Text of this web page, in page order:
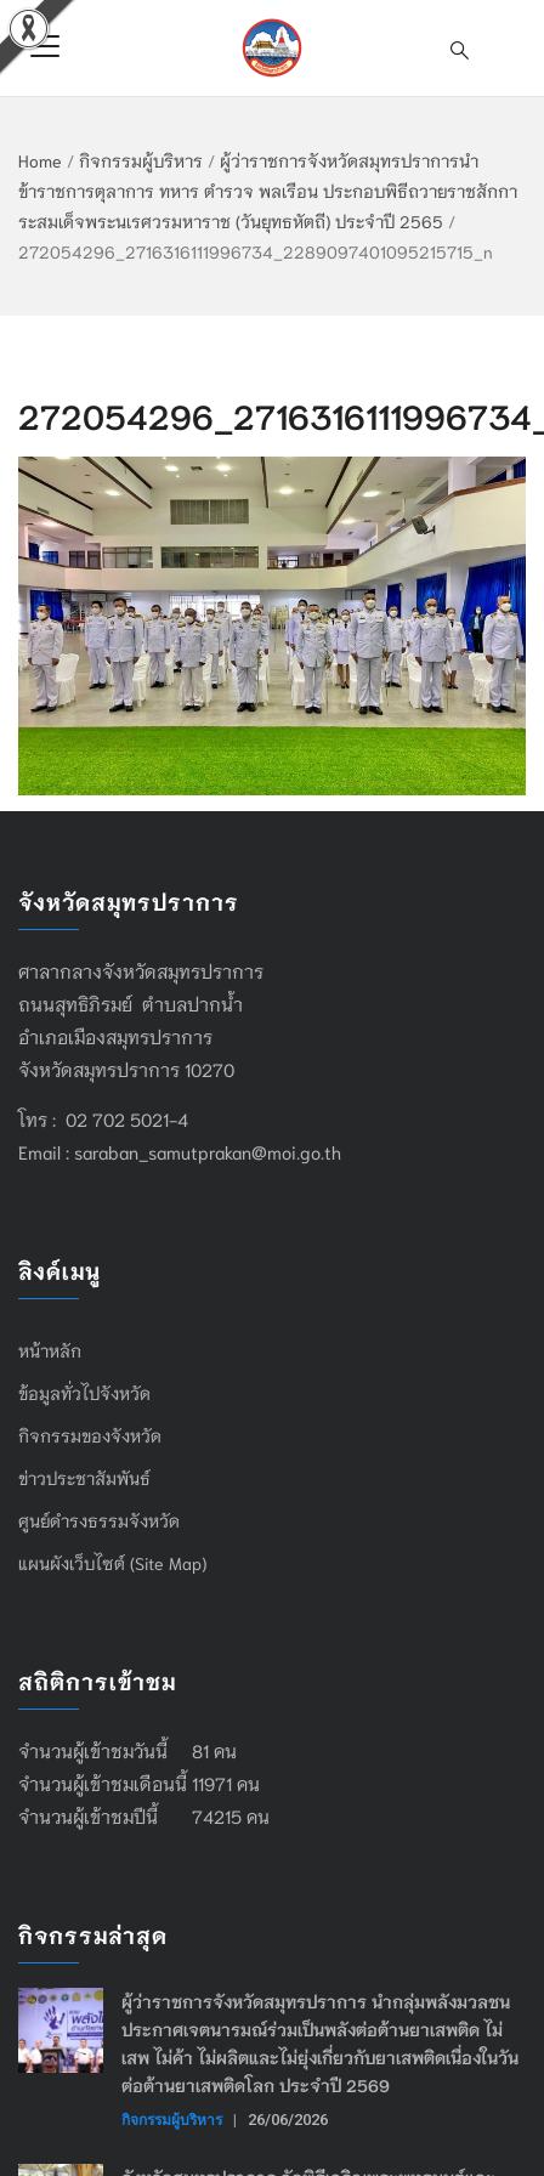
Home / กิจกรรมผู้บริหาร / ผู้ว่าราชการจังหวัดสมุทรปราการนำ
ข้าราชการตุลาการ ทหาร ตำรวจ พลเรือน ประกอบพิธีถวายราชสักกา
ระสมเด็จพระนเรศวรมหาราช (วันยุทธหัตถี) ประจำปี 2565 /
272054296_2716316111996734_2289097401095215715_n
จังหวัดสมุทรปราการ
ศาลากลางจังหวัดสมุทรปราการ
ถนนสุทธิภิรมย์ ตำบลปากน้ำ
อำเภอเมืองสมุทรปราการ
จังหวัดสมุทรปราการ 10270
โทร : 02 702 5021-4
Email : saraban_samutprakan@moi.go.th
ลิงค์เมนู
หน้าหลัก
ข้อมูลทั่วไปจังหวัด
กิจกรรมของจังหวัด
ข่าวประชาสัมพันธ์
ศูนย์ดำรงธรรมจังหวัด
แผนผังเว็บไซต์ (Site Map)
สถิติการเข้าชม
จำนวนผู้เข้าชมวันนี้ 81 คน
จำนวนผู้เข้าชมเดือนนี้ 11971 คน
จำนวนผู้เข้าชมปีนี้ 74215 คน
กิจกรรมล่าสุด
ผู้ว่าราชการจังหวัดสมุทรปราการ นำกลุ่มพลังมวลชน
ประกาศเจตนารมณ์ร่วมเป็นพลังต่อต้านยาเสพติด ไม่
เสพ ไม่ค้า ไม่ผลิตและไม่ยุ่งเกี่ยวกับยาเสพติดเนื่องในวัน
ต่อต้านยาเสพติดโลก ประจำปี 2569
กิจกรรมผู้บริหาร | 26/06/2026